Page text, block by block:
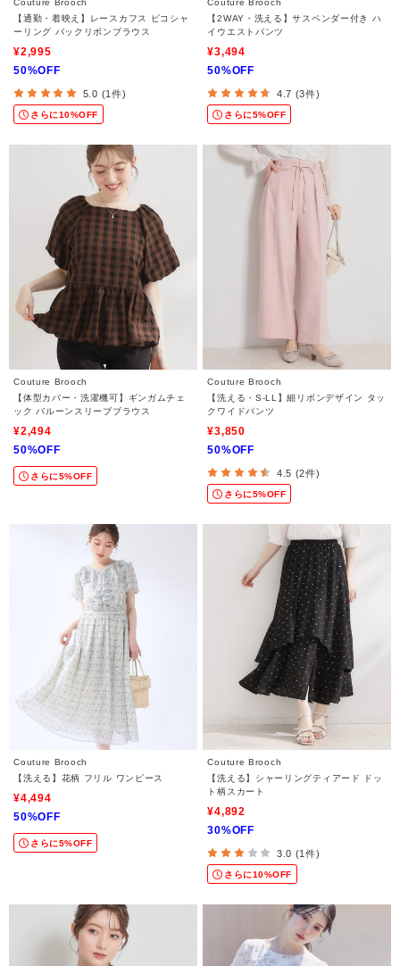
Couture Brooch
【通勤・着映え】レースカフス ピコシャ
ーリング バックリボンブラウス
¥2,995
50%OFF
5.0 (1件)
さらに10%OFF
Couture Brooch
【2WAY・洗える】サスペンダー付き ハ
イウエストパンツ
¥3,494
50%OFF
4.7 (3件)
さらに5%OFF
Couture Brooch
【体型カバー・洗濯機可】ギンガムチェ
ック バルーンスリーブブラウス
¥2,494
50%OFF
さらに5%OFF
Couture Brooch
【洗える・S-LL】細リボンデザイン タッ
クワイドパンツ
¥3,850
50%OFF
4.5 (2件)
さらに5%OFF
Couture Brooch
【洗える】花柄 フリル ワンピース
¥4,494
50%OFF
さらに5%OFF
Couture Brooch
【洗える】シャーリングティアード ドッ
ト柄スカート
¥4,892
30%OFF
3.0 (1件)
さらに10%OFF